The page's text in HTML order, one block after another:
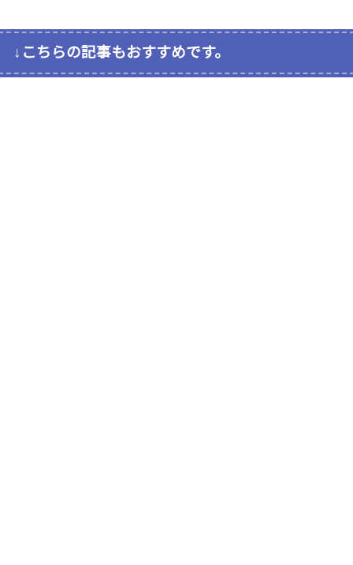
↓こちらの記事もおすすめです。